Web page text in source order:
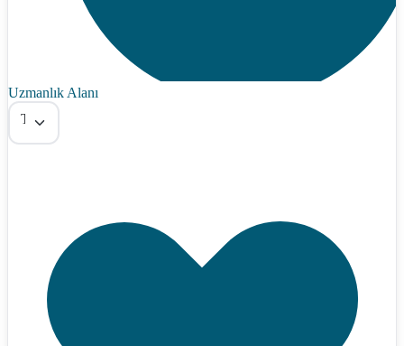
Uzmanlık Alanı
Tümü